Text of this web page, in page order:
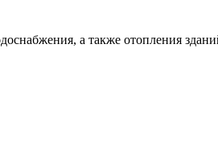
а также отопления